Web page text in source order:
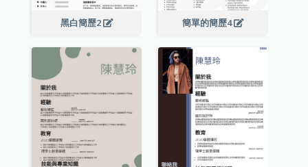
黑白簡歷2 簡單的簡歷4